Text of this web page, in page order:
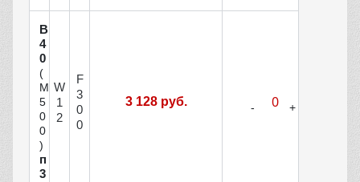
В
4
0
(
М
5
0
0
)
п
3
W
1
2
F
3
0
0
3 128 руб.